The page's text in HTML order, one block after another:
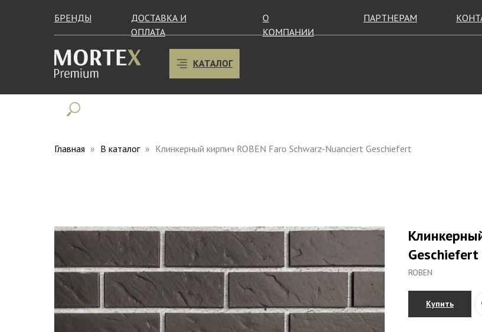
ПАРТНЕРАМ
О
КОМПАНИИ
ДОСТАВКА И
ОПЛАТА
БРЕНДЫ
КАТАЛОГ
Главная В каталог Клинкерный кирпич ROBEN Faro Schwarz-Nuanciert Geschiefert
Geschiefert
ROBEN
Купить